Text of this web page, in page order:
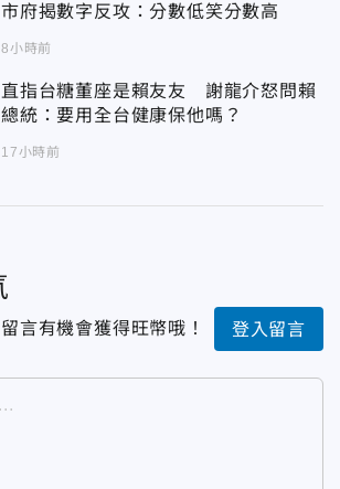
市府揭數字反攻：分數低笑分數高
8小時前
直指台糖董座是賴友友 謝龍介怒問賴
總統：要用全台健康保他嗎？
17小時前
言有機會獲得旺幣哦！ 登入留言